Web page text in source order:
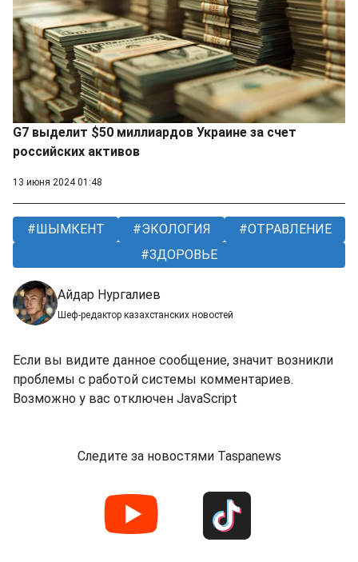
G7 выделит $50 миллиардов Украине за счет
российских активов
13 июня 2024 01:48
ШЫМКЕНТ ЭКОЛОГИЯ
ОТРАВЛЕНИЕ
ЗДОРОВЬЕ
Айдар Нургалиев
Шеф-редактор казахстанских новостей
Если вы видите данное сообщение, значит возникли
проблемы с работой системы комментариев.
Возможно у вас отключен JavaScript
Следите за новостями Taspanews